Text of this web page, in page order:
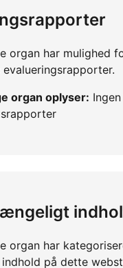
organ har mulighed
organ oplyser:
organ har
på dette